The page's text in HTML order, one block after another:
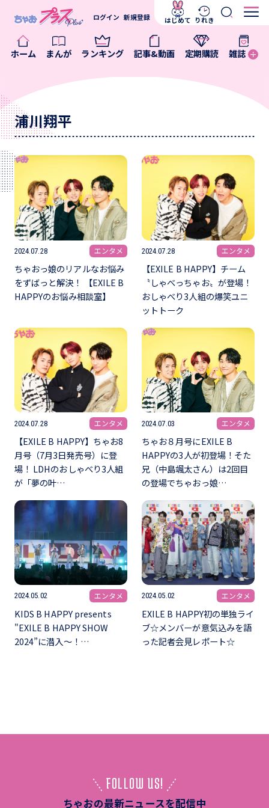
ホーム まんが ランキング 記事&動画 定期購読 雑誌
ログイン 新規登録 はじめて りれき
浦川翔平
2024.07.28 エンタメ
ちゃおっ娘のリアルなお悩み
をずばっと解決！ 【EXILE B
HAPPYのお悩み相談室】
2024.07.28 エンタメ
【EXILE B HAPPY】チーム
〝しゃべっちゃお〟が登場！
おしゃべり3人組の爆笑ユニ
ットトーク
2024.07.28 エンタメ
【EXILE B HAPPY】ちゃお8
月号（7月3日発売号）に登
場！ LDHのおしゃべり3人組
が「夢の叶…
2024.07.03 エンタメ
ちゃお８月号にEXILE B
HAPPYの3人が初登場！そた
兄（中島颯太さん）は2回目
の登場でちゃおっ娘…
2024.05.02 エンタメ
KIDS B HAPPY presents
"EXILE B HAPPY SHOW
2024”に潜入〜！…
2024.05.02 エンタメ
EXILE B HAPPY初の単独ライ
ブ☆メンバーが意気込みを語
った記者会見レポート☆
FOLLOW US!
ちゃおの最新ニュースを配信中